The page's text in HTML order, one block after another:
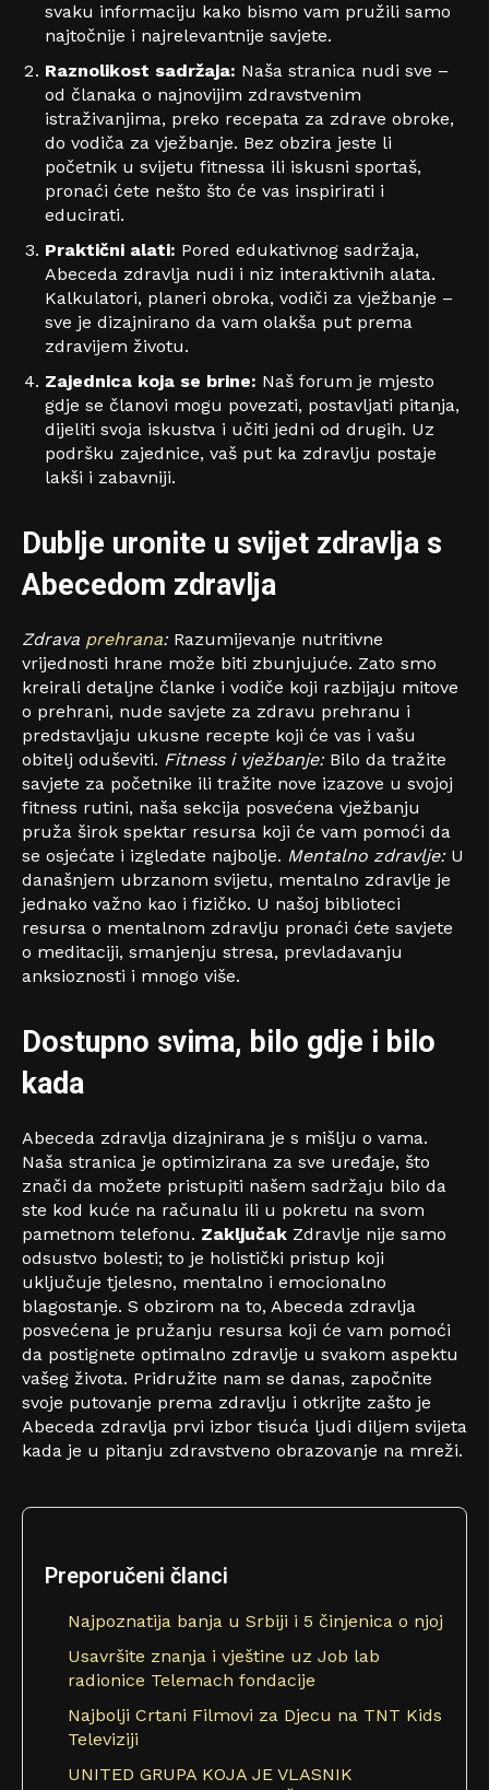
svaku informaciju kako bismo vam pružili samo
najtočnije i najrelevantnije savjete.
Raznolikost sadržaja: Naša stranica nudi sve –
od članaka o najnovijim zdravstvenim
istraživanjima, preko recepata za zdrave obroke,
do vodiča za vježbanje. Bez obzira jeste li
početnik u svijetu fitnessa ili iskusni sportaš,
pronaći ćete nešto što će vas inspirirati i
educirati.
Praktični alati: Pored edukativnog sadržaja,
Abeceda zdravlja nudi i niz interaktivnih alata.
Kalkulatori, planeri obroka, vodiči za vježbanje –
sve je dizajnirano da vam olakša put prema
zdravijem životu.
Zajednica koja se brine: Naš forum je mjesto
gdje se članovi mogu povezati, postavljati pitanja,
dijeliti svoja iskustva i učiti jedni od drugih. Uz
podršku zajednice, vaš put ka zdravlju postaje
lakši i zabavniji.
Dublje uronite u svijet zdravlja s
Abecedom zdravlja
Zdrava prehrana:Razumijevanje nutritivne
vrijednosti hrane može biti zbunjujuće. Zato smo
kreirali detaljne članke i vodiče koji razbijaju mitove
o prehrani, nude savjete za zdravu prehranu i
predstavljaju ukusne recepte koji će vas i vašu
obitelj oduševiti. Fitness i vježbanje:Bilo da tražite
savjete za početnike ili tražite nove izazove u svojoj
fitness rutini, naša sekcija posvećena vježbanju
pruža širok spektar resursa koji će vam pomoći da
se osjećate i izgledate najbolje. Mentalno zdravlje:U
današnjem ubrzanom svijetu, mentalno zdravlje je
jednako važno kao i fizičko. U našoj biblioteci
resursa o mentalnom zdravlju pronaći ćete savjete
o meditaciji, smanjenju stresa, prevladavanju
anksioznosti i mnogo više.
Dostupno svima, bilo gdje i bilo
kada
Abeceda zdravlja dizajnirana je s mišlju o vama.
Naša stranica je optimizirana za sve uređaje, što
znači da možete pristupiti našem sadržaju bilo da
ste kod kuće na računalu ili u pokretu na svom
pametnom telefonu. Zaključak Zdravlje nije samo
odsustvo bolesti; to je holistički pristup koji
uključuje tjelesno, mentalno i emocionalno
blagostanje. S obzirom na to, Abeceda zdravlja
posvećena je pružanju resursa koji će vam pomoći
da postignete optimalno zdravlje u svakom aspektu
vašeg života. Pridružite nam se danas, započnite
svoje putovanje prema zdravlju i otkrijte zašto je
Abeceda zdravlja prvi izbor tisuća ljudi diljem svijeta
kada je u pitanju zdravstveno obrazovanje na mreži.
Preporučeni članci
Najpoznatija banja u Srbiji i 5 činjenica o njoj
Usavršite znanja i vještine uz Job lab
radionice Telemach fondacije
Najbolji Crtani Filmovi za Djecu na TNT Kids
Televiziji
UNITED GRUPA KOJA JE VLASNIK